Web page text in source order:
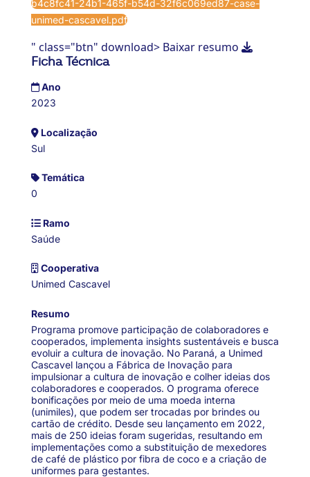
b4c8fc41-24b1-465f-b54d-32f6c069ed87-case-
unimed-cascavel.pdf
" class="btn" download> Baixar resumo
Ficha Técnica
Ano
2023
Localização
Sul
Temática
0
Ramo
Saúde
Cooperativa
Unimed Cascavel
Resumo
Programa promove participação de colaboradores e
cooperados, implementa insights sustentáveis e busca
evoluir a cultura de inovação. No Paraná, a Unimed
Cascavel lançou a Fábrica de Inovação para
impulsionar a cultura de inovação e colher ideias dos
colaboradores e cooperados. O programa oferece
bonificações por meio de uma moeda interna
(unimiles), que podem ser trocadas por brindes ou
cartão de crédito. Desde seu lançamento em 2022,
mais de 250 ideias foram sugeridas, resultando em
implementações como a substituição de mexedores
de café de plástico por fibra de coco e a criação de
uniformes para gestantes.